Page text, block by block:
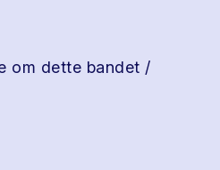
om dette bandet /